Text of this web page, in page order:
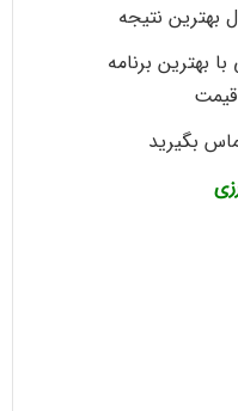
بهترین نتیجه
بهترین برنامه
قیمت
بگیرید